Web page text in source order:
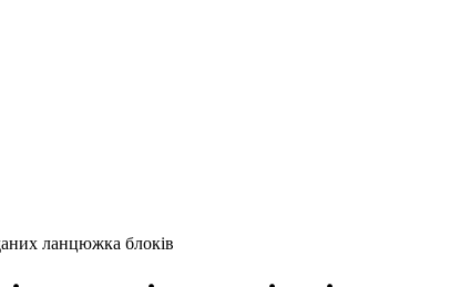
даних ланцюжка блоків